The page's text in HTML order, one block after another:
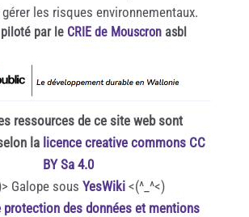
les risques environnementaux.
par le CRIE de Mouscronasbl
ressources de ce site web sont
la licence creative commons CC
BY Sa 4.0
Galope sous YesWiki<(^_^<)
protection des données et mentions